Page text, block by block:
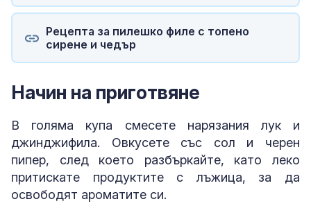
Рецепта за пилешко филе с топено
сирене и чедър
Начин на приготвяне
В голяма купа смесете нарязания лук и
джинджифила. Овкусете със сол и черен
пипер, след което разбъркайте, като леко
притискате продуктите с лъжица, за да
освободят ароматите си.